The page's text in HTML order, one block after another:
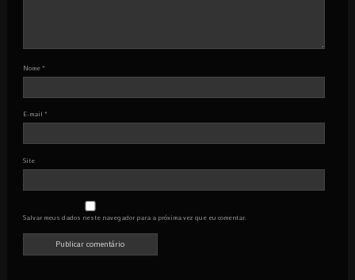
Nome*
E-mail *
Site
Salvar meus dados neste navegador para a próxima vez que eu comentar.